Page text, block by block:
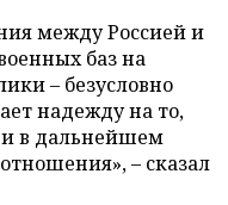
между Россией и
баз на
– безусловно
надежду на то,
в дальнейшем
– сказал